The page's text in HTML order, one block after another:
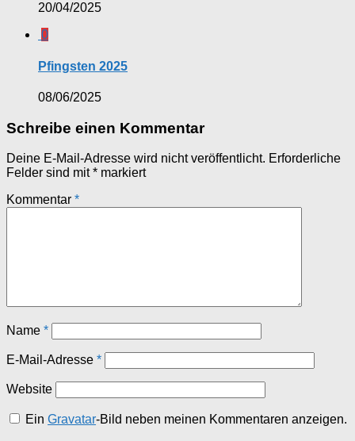
20/04/2025
0
Pfingsten 2025
08/06/2025
Schreibe einen Kommentar
Deine E-Mail-Adresse wird nicht veröffentlicht. Erforderliche
Felder sind mit* markiert
Kommentar *
Name *
E-Mail-Adresse *
Website
EinGravatar-Bild neben meinen Kommentaren anzeigen.